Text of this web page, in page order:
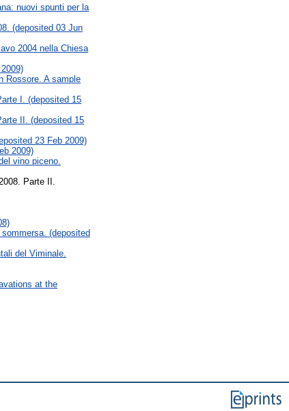
nuovi spunti per la
(deposited 03 Jun
2004 nella Chiesa
Rossore. A sample
I. (deposited 15
II. (deposited 15
23 Feb 2009)
2009)
vino piceno.
Parte II.
(deposited
del Viminale.
at the